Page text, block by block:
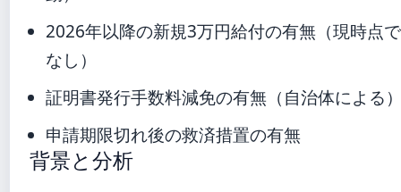
2026年以降の新規3万円給付の有無（現時点
なし）
証明書発行手数料減免の有無（自治体による
申請期限切れ後の救済措置の有無
背景と分析